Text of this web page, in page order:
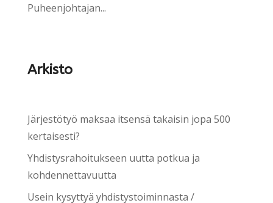
Puheenjohtajan...
Arkisto
Järjestötyö maksaa itsensä takaisin jopa 500
kertaisesti?
Yhdistysrahoitukseen uutta potkua ja
kohdennettavuutta
Usein kysyttyä yhdistystoiminnasta /